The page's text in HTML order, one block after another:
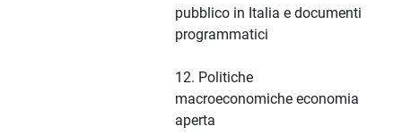
pubblico in Italia e documenti
programmatici
12. Politiche
macroeconomiche economia
aperta